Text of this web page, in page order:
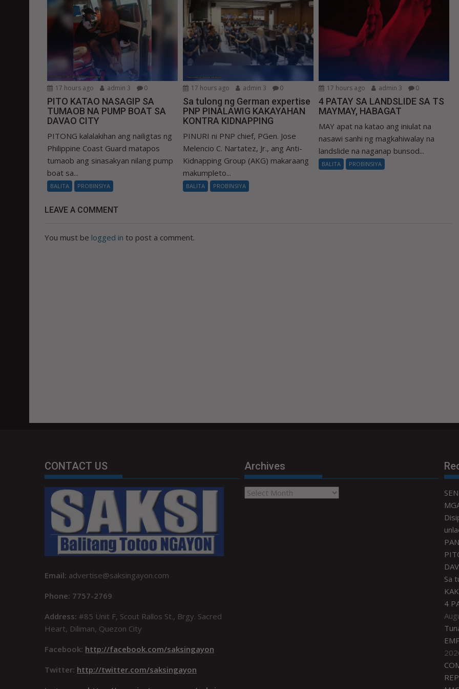
17 hours ago admin 3 0
PITO KATAO NASAGIP SA
TUMAOB NA PUMP BOAT SA
DAVAO CITY
PITONG kalalakihan ang nailigtas ng
Philippine Coast Guard matapos
tumaob ang sinasakyan nilang pump
boat sa...
BALITA PROBINSIYA
17 hours ago admin 3 0
Sa tulong ng German expertise
PNP PINALAWIG KAKAYAHAN
KONTRA KIDNAPPING
PINURI ni PNP chief, PGen. Jose
Melencio C. Nartatez, Jr., ang Anti-
Kidnapping Group (AKG) makaraang
makumpleto...
BALITA PROBINSIYA
17 hours ago admin 3 0
4 PATAY SA LANDSLIDE SA TS
MAYMAY, HABAGAT
MAY apat na katao ang iniulat na
nasawi sanhi ng magkahiwalay na
landslide na naganap bunsod...
BALITA PROBINSIYA
LEAVE A COMMENT
You must be logged in to post a comment.
CONTACT US
Email: advertise@saksingayon.com
Phone: 7757-2769
Address: #85 Unit F, Scout Rallos St., Brgy. Sacred
Heart, Diliman, Quezon City
Facebook: http://facebook.com/saksingayon
Twitter: http://twitter.com/saksingayon
Archives
Archives
Sa
4